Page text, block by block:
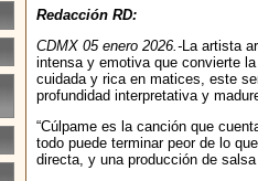
Redacción RD:
CDMX 05 enero 2026.-La artista
intensa y emotiva que convierte
cuidada y rica en matices, este
profundidad interpretativa y
“Cúlpame es la canción que
todo puede terminar peor de lo
directa, y una producción de